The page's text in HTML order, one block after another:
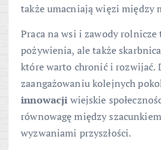
także umacniają więzi między
Praca na wsi i zawody
pożywienia, ale także
które warto chronić i rozwijać.
zaangażowaniu kolejnych
innowacji wiejskie
równowagę między
wyzwaniami przyszłości.